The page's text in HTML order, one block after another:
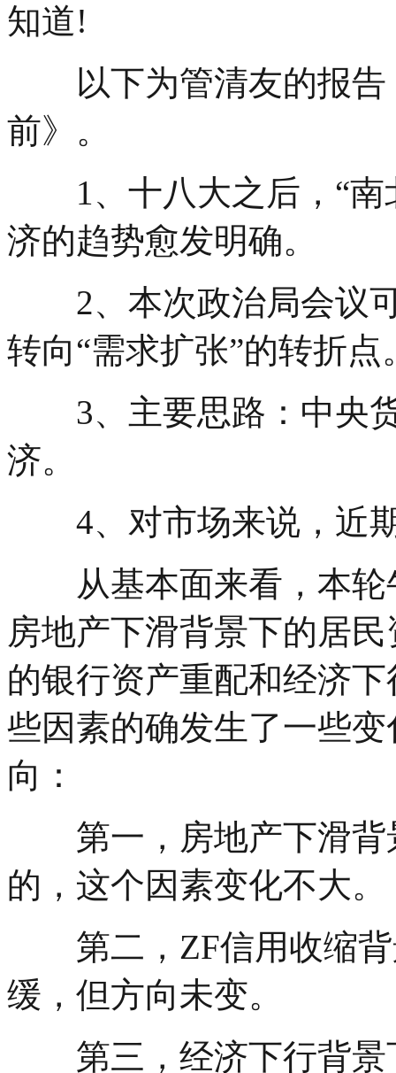
知道!
以下为管清友的报告
前》。
1、十八大之后，“南
济的趋势愈发明确。
2、本次政治局会议可
转向“需求扩张”的转折点
3、主要思路：中央货
济。
4、对市场来说，近期
从基本面来看，本轮
房地产下滑背景下的居
的银行资产重配和经济
些因素的确发生了一些
向：
第一，房地产下滑背
的，这个因素变化不大。
第二，ZF信用收缩背
缓，但方向未变。
第三，经济下行背景